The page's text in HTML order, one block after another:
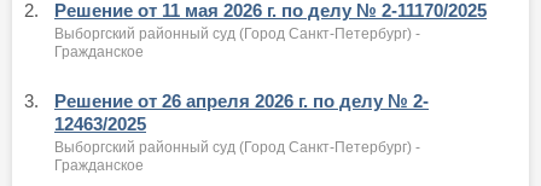
2. Решение от 11 мая 2026 г. по делу № 2-11170/2025
Выборгский районный суд (Город Санкт-Петербург) -
Гражданское
3.
Решение от 26 апреля 2026 г. по делу № 2-
12463/2025
Выборгский районный суд (Город Санкт-Петербург) -
Гражданское